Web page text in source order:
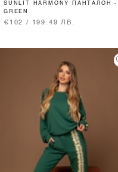
SUNLIT HARMONY ПАНТАЛОН -
GREEN
€102 / 199.49 ЛВ.